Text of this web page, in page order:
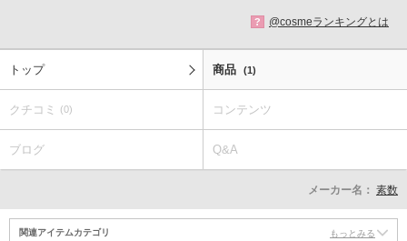
? @cosmeランキングとは
トップ 商品 (1)
クチコミ (0) コンテンツ
ブログ Q&A
メーカー名： 素数
関連アイテムカテゴリ もっとみる